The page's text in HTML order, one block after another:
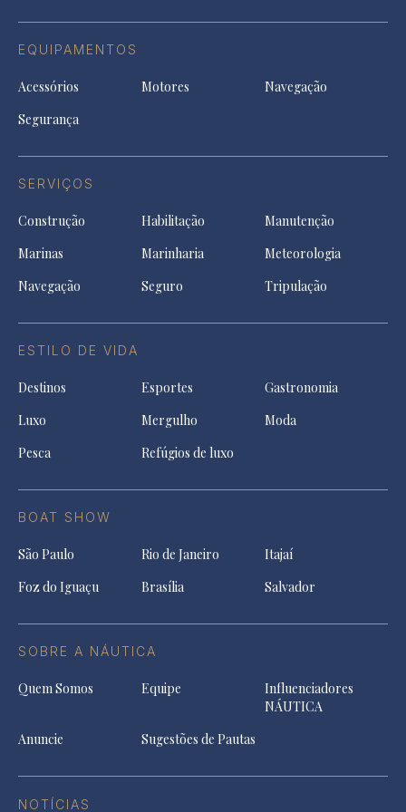
EQUIPAMENTOS
Acessórios Motores
Navegação
Segurança
SERVIÇOS
Construção Habilitação
Manutenção
Marinas
Marinharia
Meteorologia
Navegação
Seguro Tripulação
ESTILO DE VIDA
Destinos Esportes
Gastronomia
Luxo
Mergulho
Moda
Pesca
Refúgios de luxo
BOAT SHOW
São Paulo Rio de Janeiro
Itajaí
Foz do Iguaçu
Brasília Salvador
SOBRE A NÁUTICA
Quem Somos Equipe
Influenciadores
NÁUTICA
Anuncie
Sugestões de Pautas
NOTÍCIAS